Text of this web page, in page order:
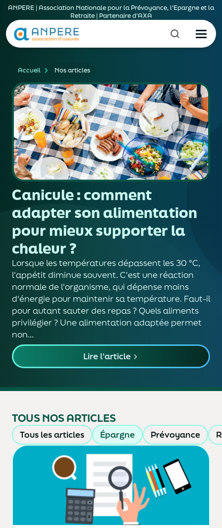
ANPERE | Association Nationale pour la Prévoyance, l'Epargne et la
Retraite | Partenaire d'AXA
Accueil Nos articles
Canicule : comment
adapter son alimentation
pour mieux supporter la
chaleur ?
Lorsque les températures dépassent les 30 °C,
l'appétit diminue souvent. C'est une réaction
normale de l'organisme, qui dépense moins
d'énergie pour maintenir sa température. Faut-il
pour autant sauter des repas ? Quels aliments
privilégier ? Une alimentation adaptée permet
non...
Lire l'article
TOUS NOS ARTICLES
Tous les articles Épargne Prévoyance